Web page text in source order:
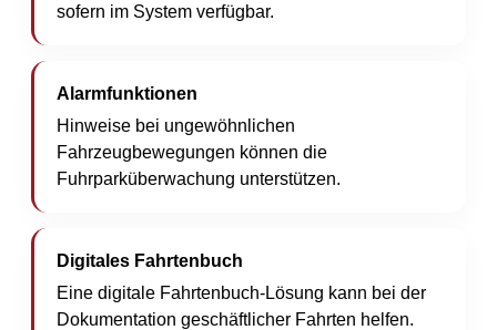
sofern im System verfügbar.
Alarmfunktionen
Hinweise bei ungewöhnlichen
Fahrzeugbewegungen können die
Fuhrparküberwachung unterstützen.
Digitales Fahrtenbuch
Eine digitale Fahrtenbuch-Lösung kann bei der
Dokumentation geschäftlicher Fahrten helfen.